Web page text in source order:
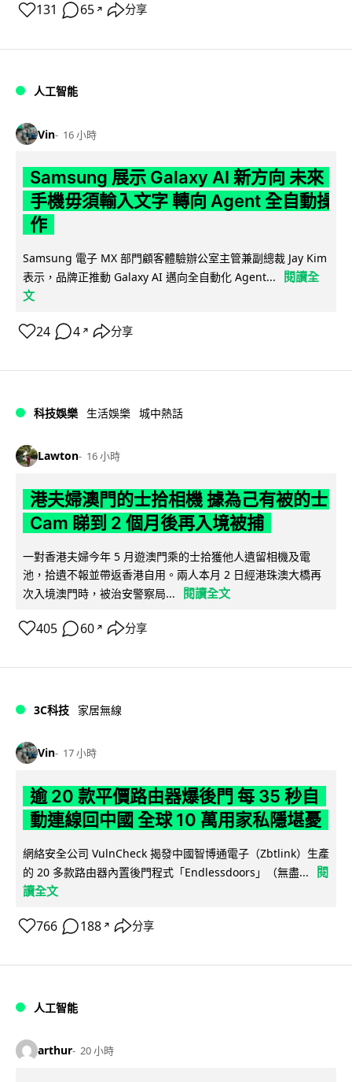
131 65 ↗ 分享
人工智能
Vin 16 小時
Samsung 展示 Galaxy AI 新方向 未來
手機毋須輸入文字 轉向 Agent 全自動操
作
Samsung 電子 MX 部門顧客體驗辦公室主管兼副總裁 Jay Kim
表示，品牌正推動 Galaxy AI 邁向全自動化 Agent...
閱讀全
文
24 4 ↗ 分享
科技娛樂 生活娛樂 城中熱話
Lawton 16 小時
港夫婦澳門的士拾相機 據為己有被的士
Cam 睇到 2 個月後再入境被捕
一對香港夫婦今年 5 月遊澳門乘的士拾獲他人遺留相機及電
池，拾遺不報並帶返香港自用。兩人本月 2 日經港珠澳大橋再
次入境澳門時，被治安警察局...
閱讀全文
405 60 ↗ 分享
3C科技 家居無線
Vin 17 小時
逾 20 款平價路由器爆後門 每 35 秒自
動連線回中國 全球 10 萬用家私隱堪憂
網絡安全公司 VulnCheck 揭發中國智博通電子（Zbtlink）生產
的 20 多款路由器內置後門程式「Endlessdoors」（無盡...
閱
讀全文
766 188 ↗ 分享
人工智能
arthur 20 小時